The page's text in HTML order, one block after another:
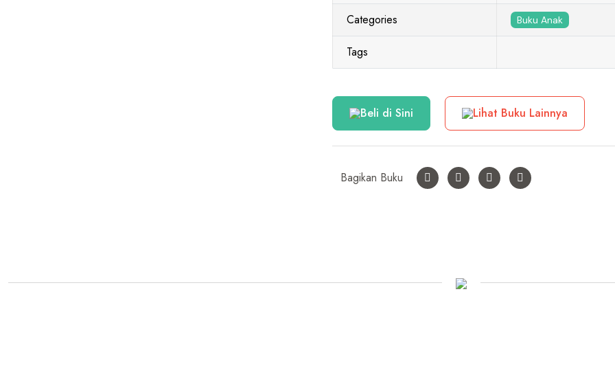
Categories Buku Anak
Tags
Beli di Sini Lihat Buku Lainnya
Bagikan Buku